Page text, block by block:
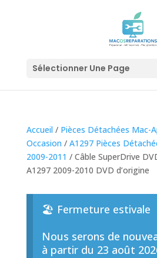
Sélectionner Une Page
Accueil / Pièces Détachées Mac-
Occasion / A1297 Pièces
2009-2011 / Câble SuperDrive
A1297 2009-2010 DVD d’origine
🏖️ Fermeture estivale
Nous serons de
à partir du 23 août